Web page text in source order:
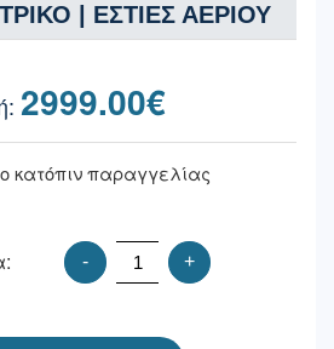
| ΕΣΤΙΕΣ ΑΕΡΙΟΥ
2999.00€
κατόπιν παραγγελίας
- +